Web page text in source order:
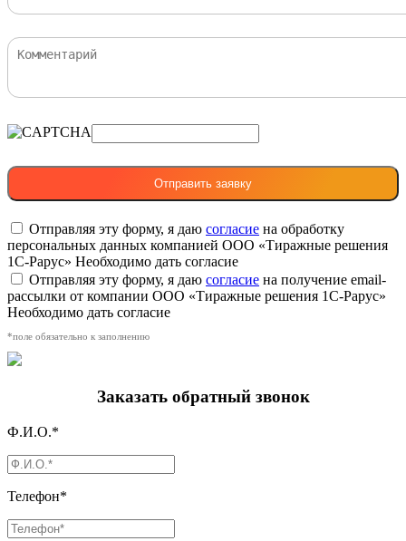
Отправляя эту форму, я даю согласие на обработку
персональных данных компанией ООО «Тиражные решения
1С-Рарус» Необходимо дать согласие
Отправляя эту форму, я даю согласие на получение email-
рассылки от компании ООО «Тиражные решения 1С-Рарус»
Необходимо дать согласие
*поле обязательно к заполнению
Заказать обратный звонок
Ф.И.О.*
Телефон*